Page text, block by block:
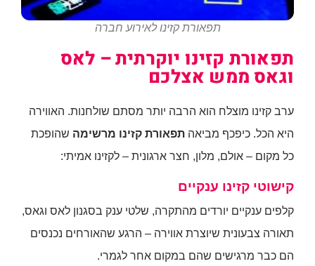
תפאורת קזינו לאירוע חברה
תפאורת קזינו יוקרתית – לאס
וגאס ממש אצלכם
ערב קזינו מוצלח הוא הרבה יותר מסתם שולחנות. האווירה
היא הכל. כיפכף מביאה תפאורת קזינו מרשימה שהופכת
כל מקום – אולם, מלון, חצר ארגונית – לקזינו אמיתי:
קישוטי קזינו ענקיים
קלפים ענקיים יורדים מהתקרה, שלטי ענק בסגנון לאס וגאס,
תאורה צבעונית שיוצרת אווירה – הרגע שהאורחים נכנסים
הם כבר מרגישים שהם במקום אחר לגמרי.